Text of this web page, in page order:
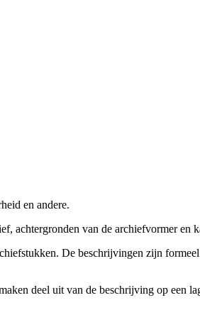
en andere.
achtergronden van de archiefvormer
De beschrijvingen zijn
deel uit van de beschrijving op een